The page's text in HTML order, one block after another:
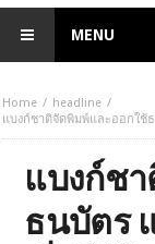
MENU
Home
headline
แบงก์ชาติจัดพิมพ์และออกใช้
แบงก์ช
ธนบัตร